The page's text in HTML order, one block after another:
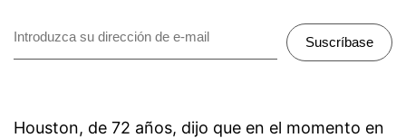
Suscríbase
Houston, de 72 años, dijo que en el momento en